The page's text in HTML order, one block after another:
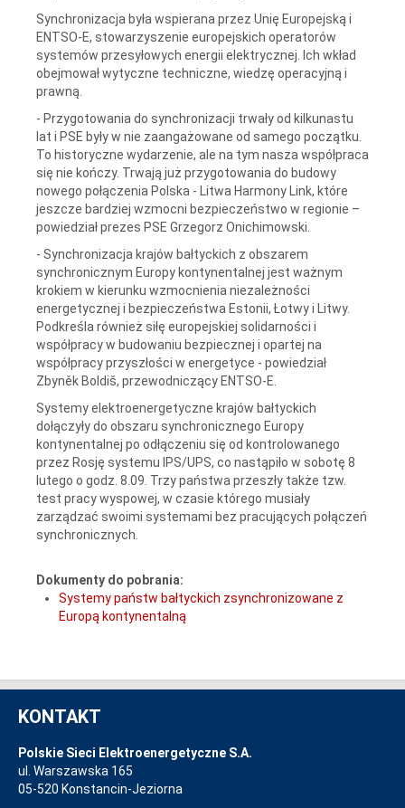
Synchronizacja była wspierana przez Unię Europejską i
ENTSO-E, stowarzyszenie europejskich operatorów
systemów przesyłowych energii elektrycznej. Ich wkład
obejmował wytyczne techniczne, wiedzę operacyjną i
prawną.
- Przygotowania do synchronizacji trwały od kilkunastu
lat i PSE były w nie zaangażowane od samego początku.
To historyczne wydarzenie, ale na tym nasza współpraca
się nie kończy. Trwają już przygotowania do budowy
nowego połączenia Polska - Litwa Harmony Link, które
jeszcze bardziej wzmocni bezpieczeństwo w regionie –
powiedział prezes PSE Grzegorz Onichimowski.
- Synchronizacja krajów bałtyckich z obszarem
synchronicznym Europy kontynentalnej jest ważnym
krokiem w kierunku wzmocnienia niezależności
energetycznej i bezpieczeństwa Estonii, Łotwy i Litwy.
Podkreśla również siłę europejskiej solidarności i
współpracy w budowaniu bezpiecznej i opartej na
współpracy przyszłości w energetyce - powiedział
Zbyněk Boldiš, przewodniczący ENTSO-E.
Systemy elektroenergetyczne krajów bałtyckich
dołączyły do obszaru synchronicznego Europy
kontynentalnej po odłączeniu się od kontrolowanego
przez Rosję systemu IPS/UPS, co nastąpiło w sobotę 8
lutego o godz. 8.09. Trzy państwa przeszły także tzw.
test pracy wyspowej, w czasie którego musiały
zarządzać swoimi systemami bez pracujących połączeń
synchronicznych.
Dokumenty do pobrania:
Systemy państw bałtyckich zsynchronizowane z
Europą kontynentalną
KONTAKT
Polskie Sieci Elektroenergetyczne S.A.
ul. Warszawska 165
05-520 Konstancin-Jeziorna